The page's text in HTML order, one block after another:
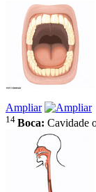
Ampliar
14 Boca: Cavidade